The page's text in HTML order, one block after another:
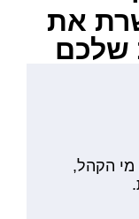
את
שלכם
הקהל,